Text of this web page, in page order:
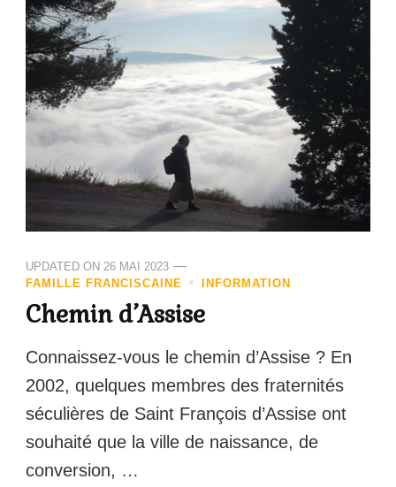
UPDATED ON 26 MAI 2023
FAMILLE FRANCISCAINE
INFORMATION
Chemin d’Assise
Connaissez-vous le chemin d’Assise ? En
2002, quelques membres des fraternités
séculières de Saint François d’Assise ont
souhaité que la ville de naissance, de
conversion, …